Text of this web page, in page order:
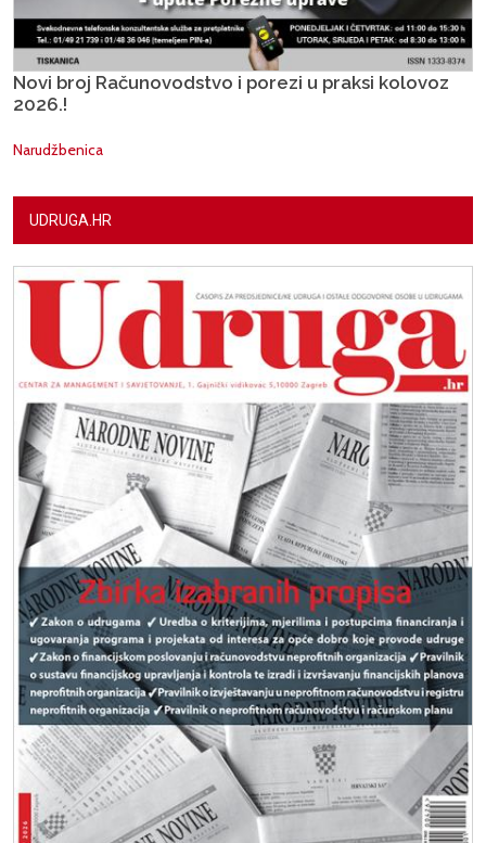
Novi broj Računovodstvo i porezi u praksi kolovoz
2026.!
Narudžbenica
UDRUGA.HR